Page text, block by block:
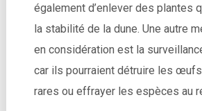
également d’enlever des plantes
la stabilité de la dune. Une autre
en considération est la
car ils pourraient détruire les œufs
rares ou effrayer les espèces au